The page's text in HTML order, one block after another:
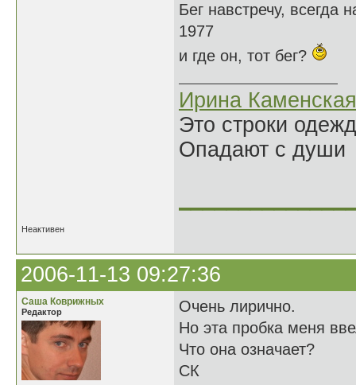
Бег навстречу, всегда
1977
и где он, тот бег?
Ирина Каменская
Это строки
Опадают с души
Неактивен
2006-11-13 09:27:36
Саша Коврижных
Редактор
Очень лирично.
Но эта пробка меня
Что она означает?
СК